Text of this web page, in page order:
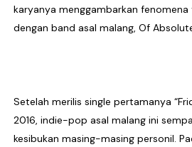
karyanya menggambarkan
dengan band asal malang, Of
Setelah merilis single pertamanya
2016, indie-pop asal malang ini
kesibukan masing-masing personil.